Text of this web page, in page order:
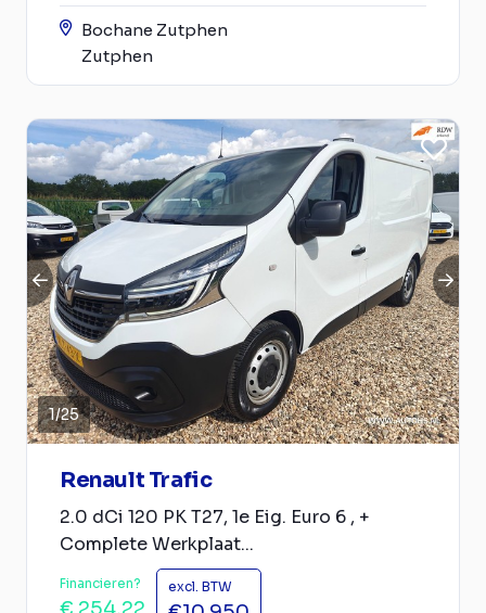
Bochane Zutphen
Zutphen
1/25
Renault Trafic
2.0 dCi 120 PK T27, 1e Eig. Euro 6 , +
Complete Werkplaat...
Financieren?
€ 254,22
excl. BTW